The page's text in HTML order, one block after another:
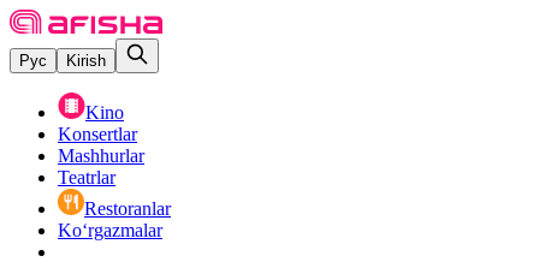
Рус Kirish
Kino
Konsertlar
Mashhurlar
Teatrlar
Restoranlar
Ko‘rgazmalar